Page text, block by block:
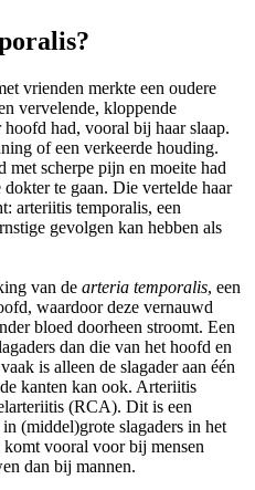
vrienden merkte een oudere
vervelende, kloppende
had, vooral bij haar slaap.
of een verkeerde houding.
met scherpe pijn en moeite had
te gaan. Die vertelde haar
arteriitis temporalis, een
gevolgen kan hebben als
van de arteria temporalis, een
waardoor deze vernauwd
bloed doorheen stroomt. Een
dan die van het hoofd en
is alleen de slagader aan één
kanten kan ook. Arteriitis
(RCA). Dit is een
(middel)grote slagaders in het
vooral voor bij mensen
dan bij mannen.